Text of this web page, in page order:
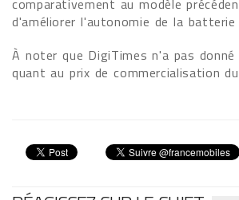
comparativement au modèle
d'améliorer l'autonomie de la batterie
À noter que DigiTimes n'a pas
quant au prix de commercialisation